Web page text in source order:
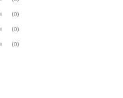
(0)
(0)
(0)